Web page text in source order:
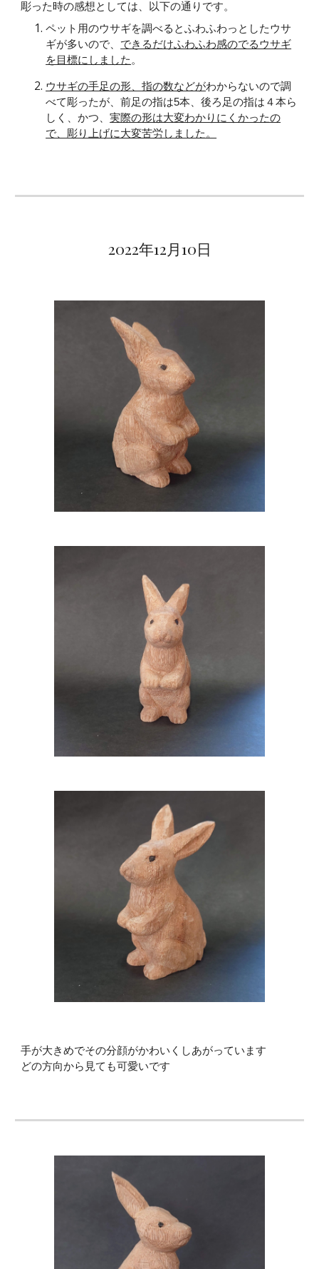
彫った時の感想としては、以下の通りです。
ペット用のウサギを調べるとふわふわっとしたウサ
ギが多いので、 できるだけふわふわ感のでるウサギ
を目標にしました 。
ウサギの手足の形、指の数などがわからないので調
べて彫ったが、前足の指は5本、後ろ足の指は４本ら
しく、かつ、実際の形は大変わかりにくかったの
で、彫り上げに大変苦労しました。
2022年12月10日
手が大きめでその分顔がかわいくしあがっています
どの方向から見ても可愛いです